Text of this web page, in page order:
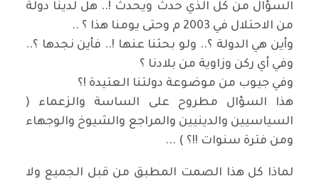
السؤال من كل الذي حدث ويحدث !.. هل لدينا دولة
من الاحتلال في 2003 م وحتى يومنا هذا ؟ ..
وأين هي الدولة ؟.. ولو بحثنا عنها !.. فأين نجدها ؟..
وفي أي ركن وزاوية من بلادنا ؟
وفي جيوب من موضوعة دولتنا العتيدة !؟
هذا السؤال مطروح على الساسة والزعماء (
السياسيين والدينيين والمراجع والشيوخ والوجهاء
ومن فترة سنوات !!؟ ) ...
لماذا كل هذا الصمت المطبق من قبل الجميع ولا